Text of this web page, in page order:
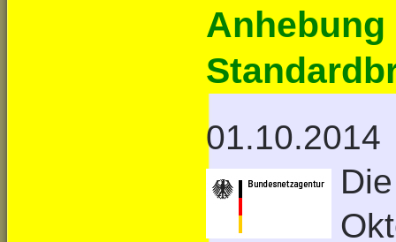
01.10.2014